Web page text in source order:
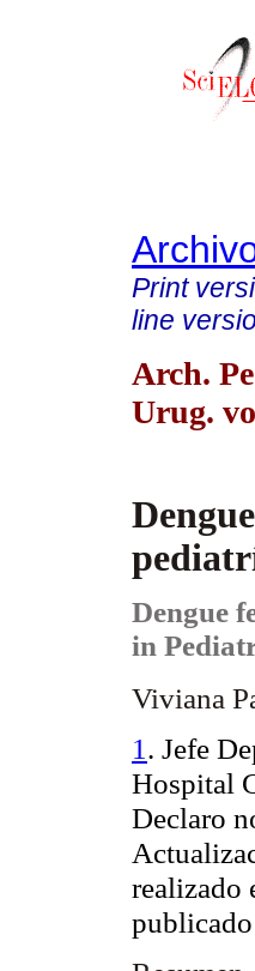
Print
line
Arch.
Urug.
Dengue
in
Viviana
1 . Jefe
Hospital
Declaro
realizado